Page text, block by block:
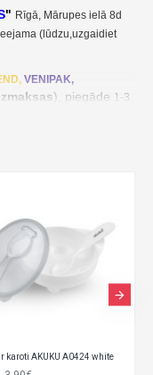
" Rīgā, Mārupes ielā 8d
(lūdzu,uzgaidiet
VENIPAK,
), piegāde 1-3
Udrop, LPExpress,
(pasūtījumam
virs
dienu laikā;
kurjera piegādes
karoti AKUKU A0424 white